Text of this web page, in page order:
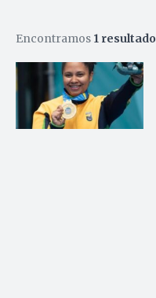
Encontramos 1 resultado